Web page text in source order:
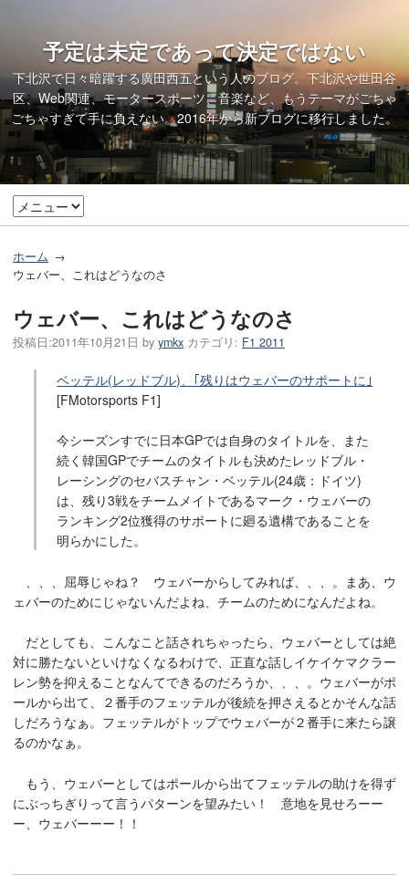
予定は未定であって決定ではない
下北沢で日々暗躍する廣田西五という人のブログ。下北沢や世田谷
区、Web関連、モータースポーツ、音楽など、もうテーマがごちゃ
ごちゃすぎて手に負えない。2016年から新ブログに移行しました。
ホーム
ウェバー、これはどうなのさ
ウェバー、これはどうなのさ
投稿日:2011年10月21日 by ymkx カテゴリ: F1 2011
ベッテル(レッドブル)、｢残りはウェバーのサポートに｣
[FMotorsports F1]
今シーズンすでに日本GPでは自身のタイトルを、また
続く韓国GPでチームのタイトルも決めたレッドブル・
レーシングのセバスチャン・ベッテル(24歳：ドイツ)
は、残り3戦をチームメイトであるマーク・ウェバーの
ランキング2位獲得のサポートに廻る遺構であることを
明らかにした。
、、、屈辱じゃね？ ウェバーからしてみれば、、、。まあ、ウ
ェバーのためにじゃないんだよね、チームのためになんだよね。
だとしても、こんなこと話されちゃったら、ウェバーとしては絶
対に勝たないといけなくなるわけで、正直な話しイケイケマクラー
レン勢を抑えることなんてできるのだろうか、、、。ウェバーがポ
ールから出て、２番手のフェッテルが後続を押さえるとかそんな話
しだろうなぁ。フェッテルがトップでウェバーが２番手に来たら譲
るのかなぁ。
もう、ウェバーとしてはポールから出てフェッテルの助けを得ず
にぶっちぎりって言うパターンを望みたい！ 意地を見せろーー
ー、ウェバーーー！！